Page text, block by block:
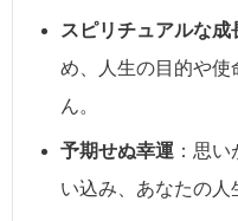
スピリチュアルな成
め、人生の目的や使
ん。
予期せぬ幸運 ：思
い込み、あなたの人